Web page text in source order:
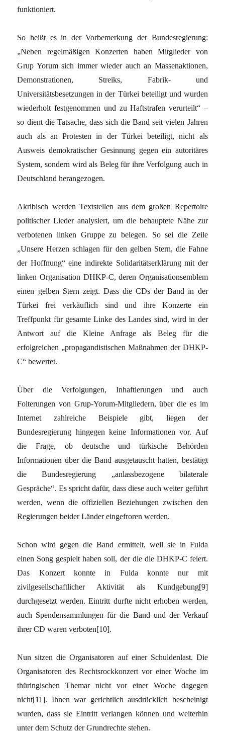
funktioniert.
So heißt es in der Vorbemerkung der Bundesregierung:
„Neben regelmäßigen Konzerten haben Mitglieder von
Grup Yorum sich immer wieder auch an Massenaktionen,
Demonstrationen, Streiks, Fabrik- und
Universitätsbesetzungen in der Türkei beteiligt und wurden
wiederholt festgenommen und zu Haftstrafen verurteilt“ –
so dient die Tatsache, dass sich die Band seit vielen Jahren
auch als an Protesten in der Türkei beteiligt, nicht als
Ausweis demokratischer Gesinnung gegen ein autoritäres
System, sondern wird als Beleg für ihre Verfolgung auch in
Deutschland herangezogen.
Akribisch werden Textstellen aus dem großen Repertoire
politischer Lieder analysiert, um die behauptete Nähe zur
verbotenen linken Gruppe zu belegen. So sei die Zeile
„Unsere Herzen schlagen für den gelben Stern, die Fahne
der Hoffnung“ eine indirekte Solidaritätserklärung mit der
linken Organisation DHKP-C, deren Organisationsemblem
einen gelben Stern zeigt. Dass die CDs der Band in der
Türkei frei verkäuflich sind und ihre Konzerte ein
Treffpunkt für gesamte Linke des Landes sind, wird in der
Antwort auf die Kleine Anfrage als Beleg für die
erfolgreichen „propagandistischen Maßnahmen der DHKP-
C“ bewertet.
Über die Verfolgungen, Inhaftierungen und auch
Folterungen von Grup-Yorum-Mitgliedern, über die es im
Internet zahlreiche Beispiele gibt, liegen der
Bundesregierung hingegen keine Informationen vor. Auf
die Frage, ob deutsche und türkische Behörden
Informationen über die Band ausgetauscht hatten, bestätigt
die Bundesregierung „anlassbezogene bilaterale
Gespräche“. Es spricht dafür, dass diese auch weiter geführt
werden, wenn die offiziellen Beziehungen zwischen den
Regierungen beider Länder eingefroren werden.
Schon wird gegen die Band ermittelt, weil sie in Fulda
einen Song gespielt haben soll, der die die DHKP-C feiert.
Das Konzert konnte in Fulda konnte nur mit
zivilgesellschaftlicher Aktivität als Kundgebung[9]
durchgesetzt werden. Eintritt durfte nicht erhoben werden,
auch Spendensammlungen für die Band und der Verkauf
ihrer CD waren verboten[10].
Nun sitzen die Organisatoren auf einer Schuldenlast. Die
Organisatoren des Rechtsrockkonzert vor einer Woche im
thüringischen Themar nicht vor einer Woche dagegen
nicht[11]. Ihnen war gerichtlich ausdrücklich bescheinigt
wurden, dass sie Eintritt verlangen können und weiterhin
unter dem Schutz der Grundrechte stehen.